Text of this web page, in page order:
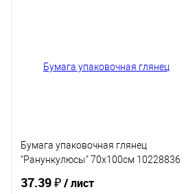
Бумага упаковочная глянец
"Ранункулюсы" 70х100см 10228836
37.39 ₽/ лист